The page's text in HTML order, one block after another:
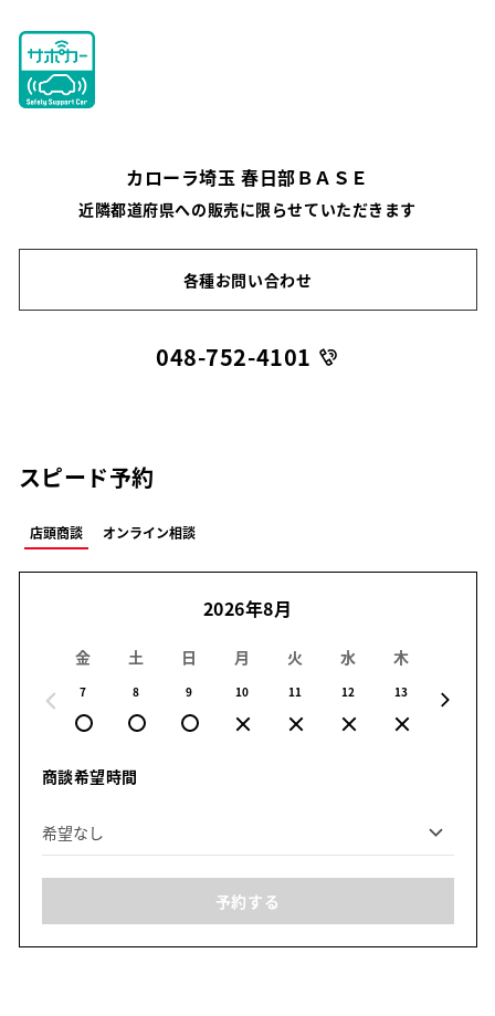
カローラ埼玉 春日部ＢＡＳＥ
近隣都道府県への販売に限らせていただきます
各種お問い合わせ
048-752-4101
スピード予約
店頭商談 オンライン相談
2026年8月
金
7
土
8
日
9
月
10
火
11
水
12
木
13
商談希望時間
予約する